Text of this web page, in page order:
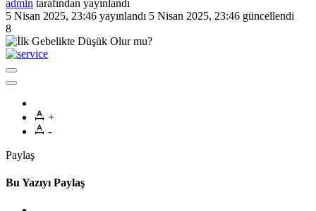
admin tarafından yayınlandı
5 Nisan 2025, 23:46 yayınlandı 5 Nisan 2025, 23:46 güncellendi
8
+
-
Paylaş
Bu Yazıyı Paylaş